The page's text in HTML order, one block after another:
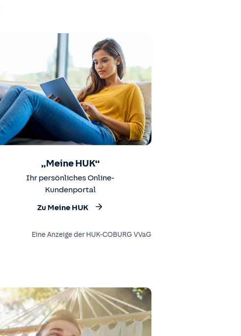
„Meine HUK“
Ihr persönliches Online-
Kundenportal
Zu Meine HUK
Eine Anzeige der HUK-COBURG VVaG